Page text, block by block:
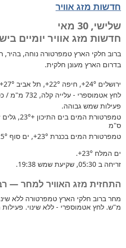
חדשות מזג אוויר
שלישי, 30 מאי
חדשות מזג אוויר יומיים
ברוב חלקי הארץ טמפרטורה נוחה, בהיר, רוח
בדרום הארץ מעונן חלקית.
ירושלים +24°, חיפה +22°, תל אביב +27°
לחץ אטמוספרי - עלייה קלה, 732 מ"מ / כספית עמ '
פעילות שמש גבוהה.
טמפרטורת המים בים התיכון +23°
ס"מ
טמפרטורת המים בכנרת +23°, ים סוף
ים המלח +23°
.
זריחה ב 05:30, שקיעת שמש 19:38.
התחזית מזג האוויר למחר — רביעי,
מ"ש. לחץ אטמוספרי - ללא שינוי.